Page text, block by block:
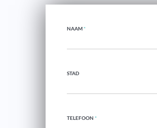
NAAM*
STAD
TELEFOON *